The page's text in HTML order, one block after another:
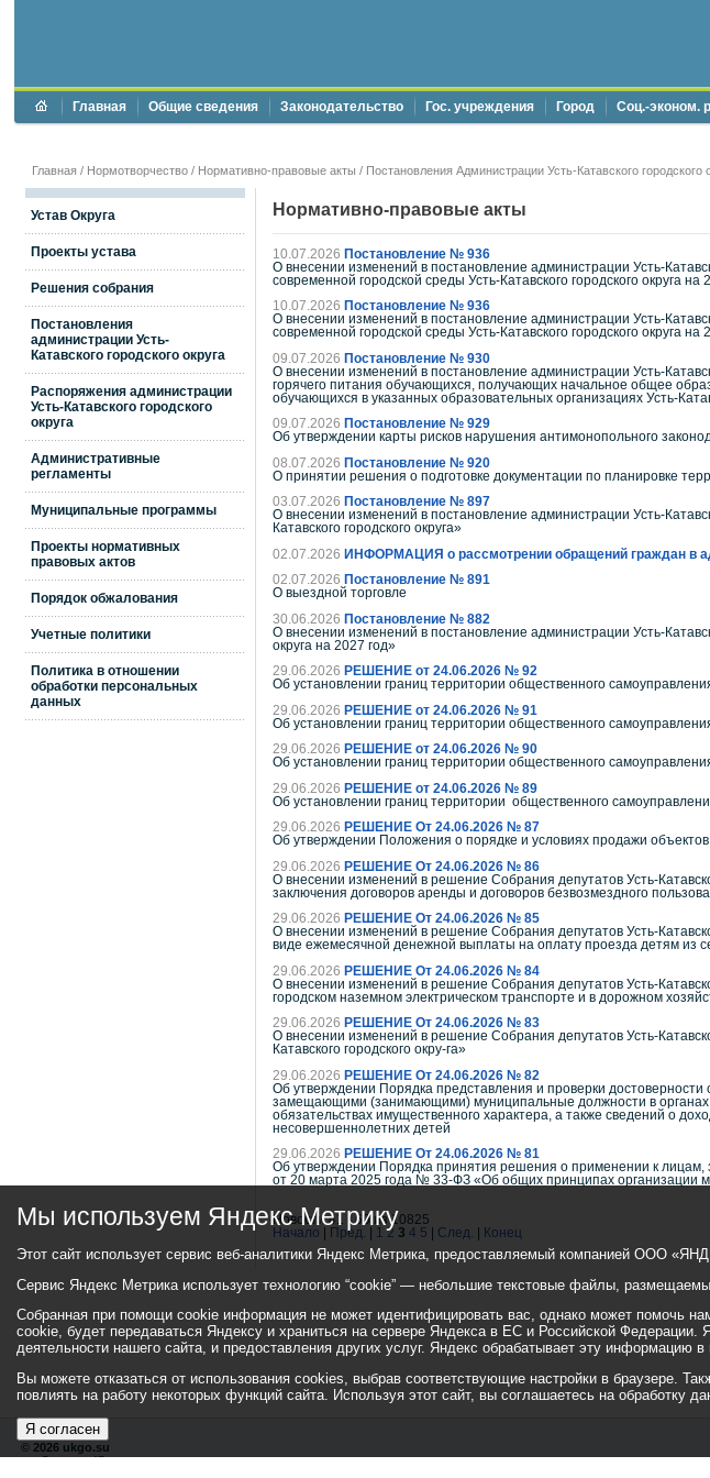
Главная Общие сведения Законодательство Гос. учреждения Город Соц.-эконом.
Главная / Нормотворчество / Нормативно-правовые акты / Постановления Администрации Усть-Катавского городского
Устав Округа
Проекты устава
Решения собрания
Постановления
администрации Усть-
Катавского городского округа
Распоряжения администрации
Усть-Катавского городского
округа
Административные
регламенты
Муниципальные программы
Проекты нормативных
правовых актов
Порядок обжалования
Учетные политики
Политика в отношении
обработки персональных
данных
Нормативно-правовые акты
10.07.2026 Постановление № 936
О внесении изменений в постановление администрации Усть-
современной городской среды Усть-Катавского городского округа
10.07.2026 Постановление № 936
О внесении изменений в постановление администрации Усть-
современной городской среды Усть-Катавского городского округа
09.07.2026 Постановление № 930
О внесении изменений в постановление администрации Усть-
горячего питания обучающихся, получающих начальное общее
обучающихся в указанных образовательных организациях Усть-
09.07.2026 Постановление № 929
Об утверждении карты рисков нарушения антимонопольного
08.07.2026 Постановление № 920
О принятии решения о подготовке документации по планировке
03.07.2026 Постановление № 897
О внесении изменений в постановление администрации Усть-
Катавского городского округа»
02.07.2026 ИНФОРМАЦИЯ о рассмотрении обращений граждан в
02.07.2026 Постановление № 891
О выездной торговле
30.06.2026 Постановление № 882
О внесении изменений в постановление администрации Усть-
округа на 2027 год»
29.06.2026 РЕШЕНИЕ от 24.06.2026 № 92
Об установлении границ территории общественного
29.06.2026 РЕШЕНИЕ от 24.06.2026 № 91
Об установлении границ территории общественного
29.06.2026 РЕШЕНИЕ от 24.06.2026 № 90
Об установлении границ территории общественного
29.06.2026 РЕШЕНИЕ от 24.06.2026 № 89
Об установлении границ территории общественного
29.06.2026 РЕШЕНИЕ От 24.06.2026 № 87
Об утверждении Положения о порядке и условиях продажи
29.06.2026 РЕШЕНИЕ От 24.06.2026 № 86
О внесении изменений в решение Собрания депутатов Усть-
заключения договоров аренды и договоров безвозмездного
29.06.2026 РЕШЕНИЕ От 24.06.2026 № 85
О внесении изменений в решение Собрания депутатов Усть-
виде ежемесячной денежной выплаты на оплату проезда детям из
29.06.2026 РЕШЕНИЕ От 24.06.2026 № 84
О внесении изменений в решение Собрания депутатов Усть-
городском наземном электрическом транспорте и в дорожном
29.06.2026 РЕШЕНИЕ От 24.06.2026 № 83
О внесении изменений в решение Собрания депутатов Усть-
Катавского городского окру-га»
29.06.2026 РЕШЕНИЕ От 24.06.2026 № 82
Об утверждении Порядка представления и проверки
замещающими (занимающими) муниципальные должности в органах
обязательствах имущественного характера, а также сведений о
несовершеннолетних детей
29.06.2026 РЕШЕНИЕ От 24.06.2026 № 81
Об утверждении Порядка принятия решения о применении к лицам,
от 20 марта 2025 года № 33-ФЗ «Об общих принципах организации
Новости 41 - 60 из 10825
Начало
Пред. 1 2 3 4 5 След. Конец
© 2026 ukgo.su
ул. Ленина, 47а
Мы используем Яндекс Метрику
Этот сайт использует сервис веб-аналитики Яндекс Метрика, предоставляемый компанией ООО
Сервис Яндекс Метрика использует технологию “cookie” — небольшие текстовые файлы,
Собранная при помощи cookie информация не может идентифицировать вас, однако может помочь
cookie, будет передаваться Яндексу и храниться на сервере Яндекса в ЕС и Российской
деятельности нашего сайта, и предоставления других услуг. Яндекс обрабатывает эту информацию
Вы можете отказаться от использования cookies, выбрав соответствующие настройки в браузере.
повлиять на работу некоторых функций сайта. Используя этот сайт, вы соглашаетесь на обработку
Я согласен